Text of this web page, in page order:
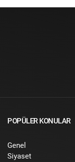
POPÜLER KONULAR
Genel
Siyaset